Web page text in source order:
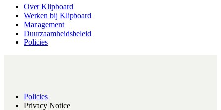
Over Klipboard
Werken bij Klipboard
Management
Duurzaamheidsbeleid
Policies
Policies
Privacy Notice